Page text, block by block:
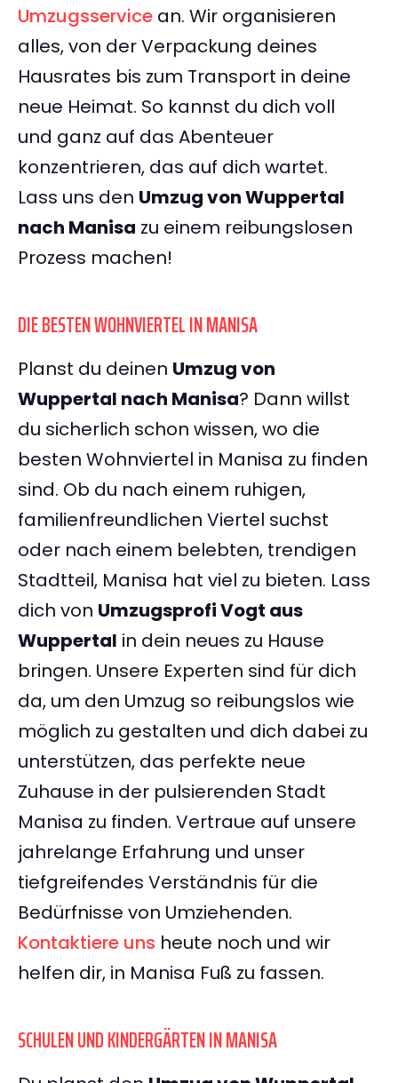
Umzugsservice an. Wir organisieren
alles, von der Verpackung deines
Hausrates bis zum Transport in deine
neue Heimat. So kannst du dich voll
und ganz auf das Abenteuer
konzentrieren, das auf dich wartet.
Lass uns den Umzug von Wuppertal
nach Manisa zu einem reibungslosen
Prozess machen!
DIE BESTEN WOHNVIERTEL IN MANISA
Planst du deinen Umzug von
Wuppertal nach Manisa? Dann willst
du sicherlich schon wissen, wo die
besten Wohnviertel in Manisa zu finden
sind. Ob du nach einem ruhigen,
familienfreundlichen Viertel suchst
oder nach einem belebten, trendigen
Stadtteil, Manisa hat viel zu bieten. Lass
dich von Umzugsprofi Vogt aus
Wuppertal in dein neues zu Hause
bringen. Unsere Experten sind für dich
da, um den Umzug so reibungslos wie
möglich zu gestalten und dich dabei zu
unterstützen, das perfekte neue
Zuhause in der pulsierenden Stadt
Manisa zu finden. Vertraue auf unsere
jahrelange Erfahrung und unser
tiefgreifendes Verständnis für die
Bedürfnisse von Umziehenden.
Kontaktiere uns heute noch und wir
helfen dir, in Manisa Fuß zu fassen.
SCHULEN UND KINDERGÄRTEN IN MANISA